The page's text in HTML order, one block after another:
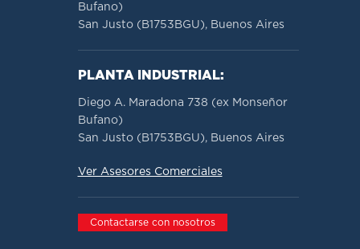
Bufano)
San Justo (B1753BGU), Buenos Aires
PLANTA INDUSTRIAL:
Diego A. Maradona 738 (ex Monseñor
Bufano)
San Justo (B1753BGU), Buenos Aires
Ver Asesores Comerciales
Contactarse con nosotros